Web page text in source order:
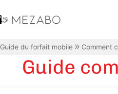
Guide du forfait mobile Comment
Guide